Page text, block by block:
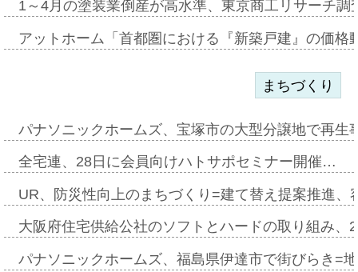
1～4月の塗装業倒産が高水準、東京商工リサーチ
アットホーム「首都圏における『新築戸建』の価
まちづくり
パナソニックホームズ、宝塚市の大型分譲地で再
全宅連、28日に会員向けハトサポセミナー開催…
UR、防災性向上のまちづくり=建て替え提案推進
大阪府住宅供給公社のソフトとハードの取り組み
パナソニックホームズ、福島県伊達市で街びらき=